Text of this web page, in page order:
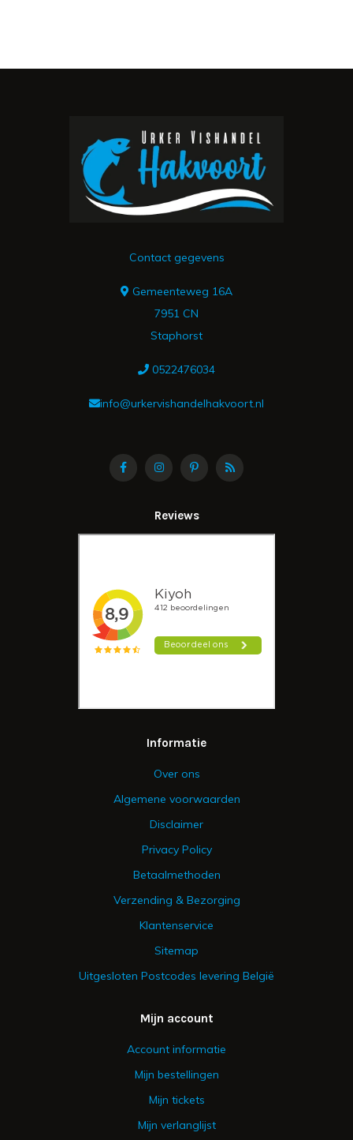
Contact gegevens
Gemeenteweg 16A
7951 CN
Staphorst
0522476034
info@urkervishandelhakvoort.nl
Reviews
Informatie
Over ons
Algemene voorwaarden
Disclaimer
Privacy Policy
Betaalmethoden
Verzending & Bezorging
Klantenservice
Sitemap
Uitgesloten Postcodes levering België
Mijn account
Account informatie
Mijn bestellingen
Mijn tickets
Mijn verlanglijst